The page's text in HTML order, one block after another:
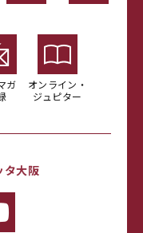
ガ
オンライン・
ジュピター
タ大阪